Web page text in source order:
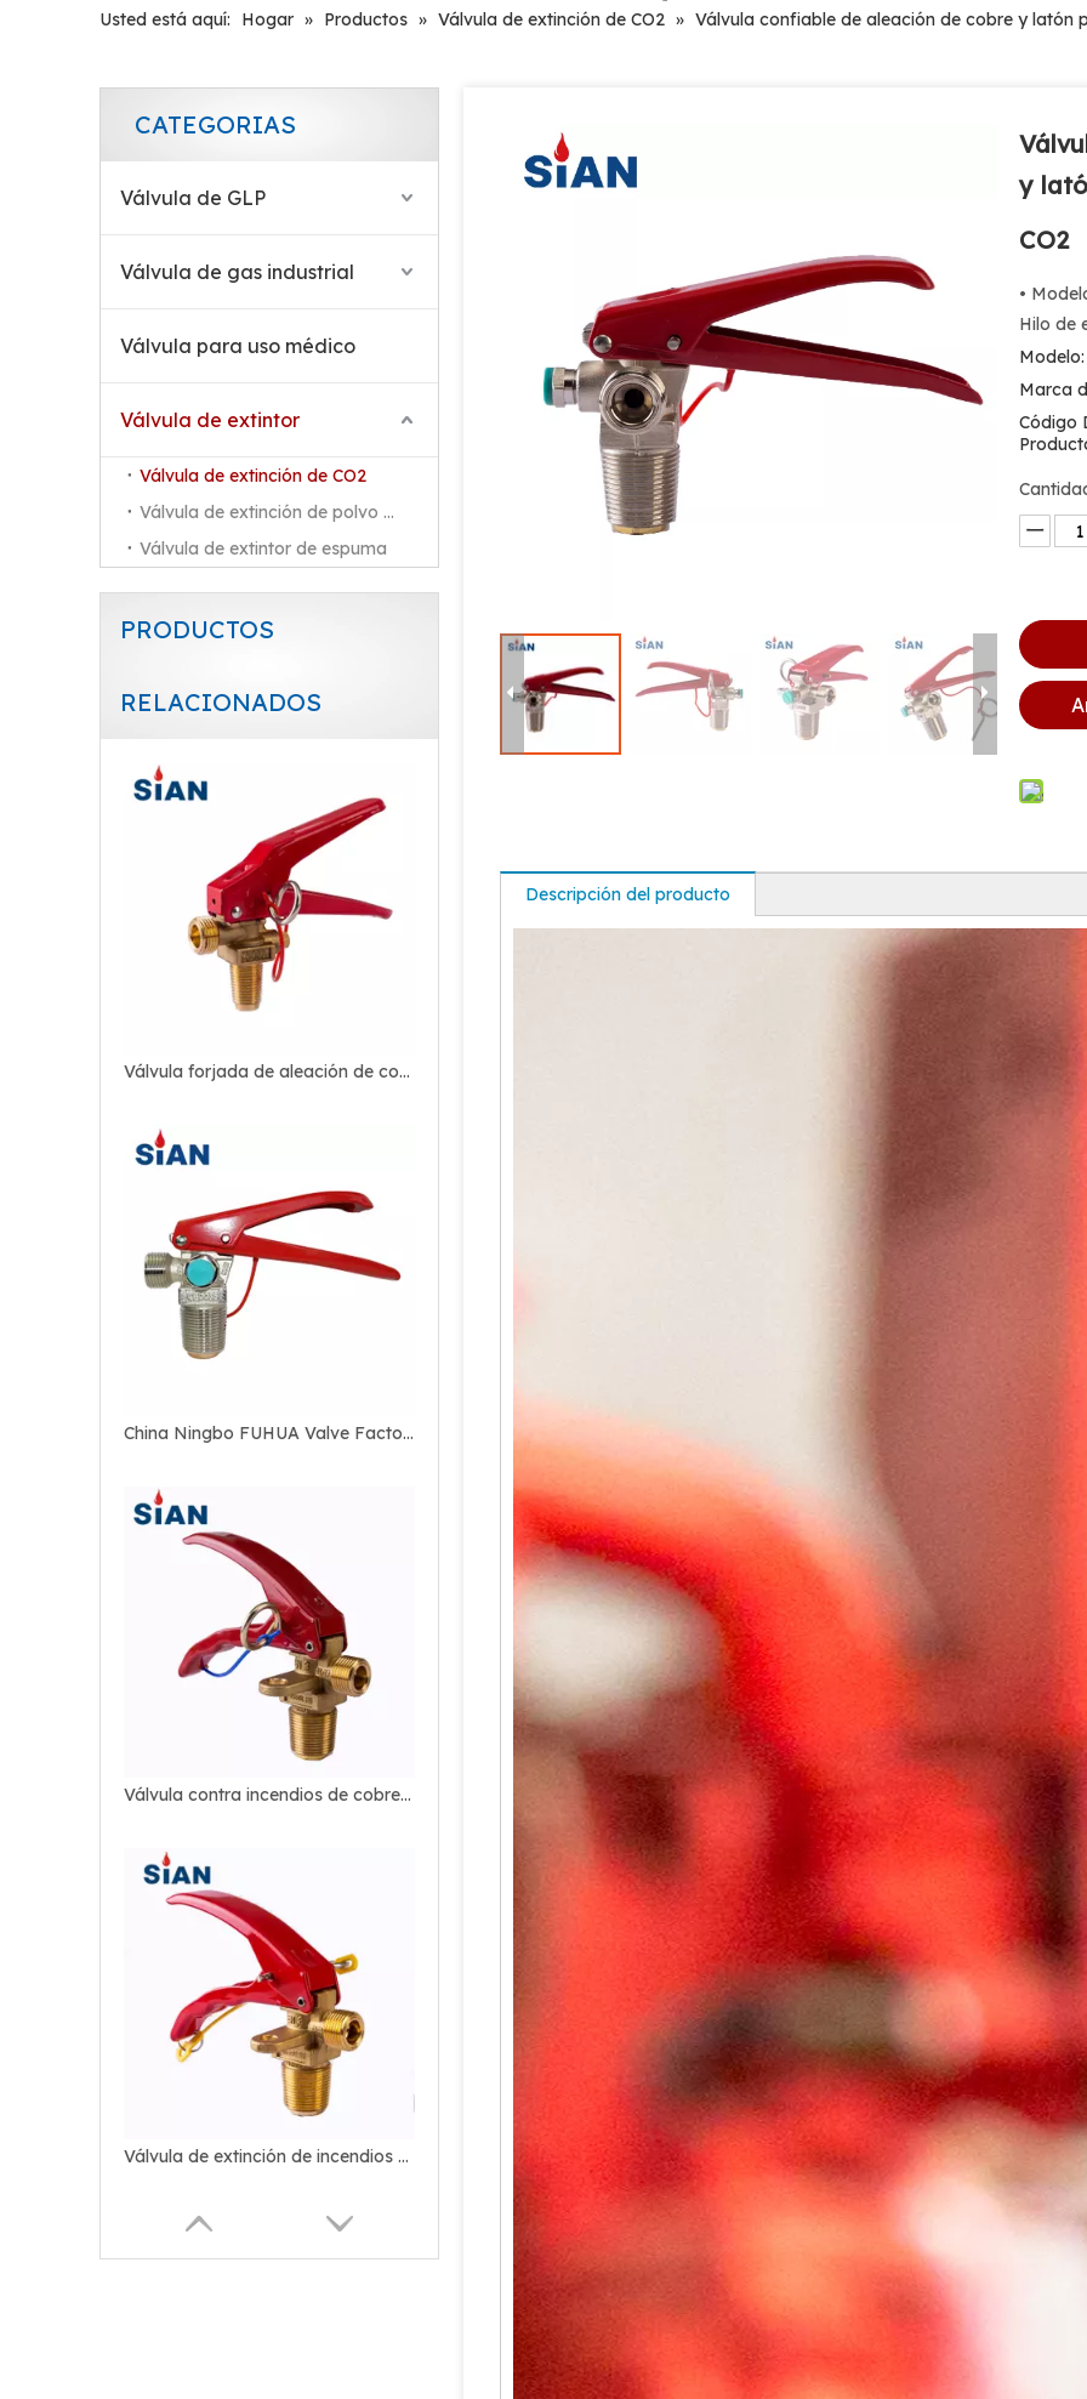
Usted está aquí: Hogar » Productos » Válvula de extinción de CO2 » Válvula confiable de aleación de cobre y latón
CATEGORIAS
Válvula de GLP
Válvula de gas industrial
Válvula para uso médico
Válvula de extintor
Válvula de extinción de CO2
Válvula de extinción de polvo seco
Válvula de extintor de espuma
PRODUCTOS
RELACIONADOS
China Ningbo FUHUA Valve Factory SiAN Marca CE Aprobación CO2 Extintor Válvula
Válvula contra incendios de cobre CO2 contra incendios
Válvula de extinción de incendios de CO2 de zinc de latón
Válvula contra incendios de CO2 para la industria contra incendios
y
CO2
•
Hilo de
Modelo:
Marca
Código
Descripción del producto